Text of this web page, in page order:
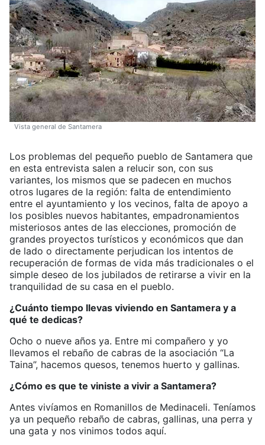
Vista general de Santamera
Los problemas del pequeño pueblo de Santamera que
en esta entrevista salen a relucir son, con sus
variantes, los mismos que se padecen en muchos
otros lugares de la región: falta de entendimiento
entre el ayuntamiento y los vecinos, falta de apoyo a
los posibles nuevos habitantes, empadronamientos
misteriosos antes de las elecciones, promoción de
grandes proyectos turísticos y económicos que dan
de lado o directamente perjudican los intentos de
recuperación de formas de vida más tradicionales o el
simple deseo de los jubilados de retirarse a vivir en la
tranquilidad de su casa en el pueblo.
¿Cuánto tiempo llevas viviendo en Santamera y a
qué te dedicas?
Ocho o nueve años ya. Entre mi compañero y yo
llevamos el rebaño de cabras de la asociación “La
Taina”, hacemos quesos, tenemos huerto y gallinas.
¿Cómo es que te viniste a vivir a Santamera?
Antes vivíamos en Romanillos de Medinaceli. Teníamos
ya un pequeño rebaño de cabras, gallinas, una perra y
una gata y nos vinimos todos aquí.